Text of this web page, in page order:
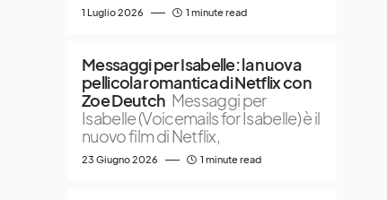
1 Luglio 2026 1 minute read
Messaggi per Isabelle: la nuova
pellicola romantica di Netflix con
Zoe Deutch Messaggi per
Isabelle (Voicemails for Isabelle) è il
nuovo film di Netflix,
23 Giugno 2026 1 minute read